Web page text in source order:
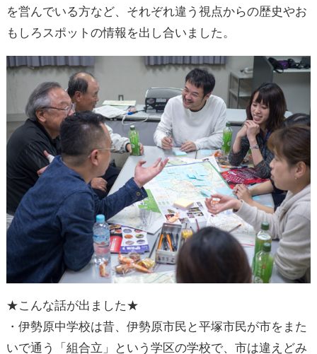
を営んでいる方など、それぞれ違う視点からの歴史やお
もしろスポットの情報を出し合いました。
★こんな話が出ました★
・伊勢原中学校は昔、伊勢原市民と平塚市民が市をまた
いで通う「組合立」という学区の学校で、市は違えどみ